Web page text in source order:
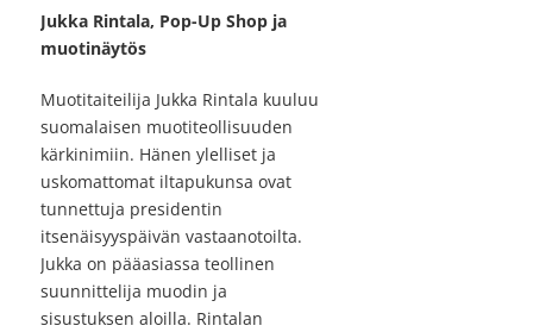
Jukka Rintala, Pop-Up Shop ja
muotinäytös
Muotitaiteilija Jukka Rintala kuuluu
suomalaisen muotiteollisuuden
kärkinimiin. Hänen ylelliset ja
uskomattomat iltapukunsa ovat
tunnettuja presidentin
itsenäisyyspäivän vastaanotoilta.
Jukka on pääasiassa teollinen
suunnittelija muodin ja
sisustuksen aloilla. Rintalan